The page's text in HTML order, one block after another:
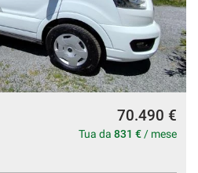
70.490 €
Tua da 831 € / mese